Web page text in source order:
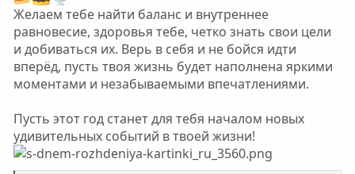
Желаем тебе найти баланс и внутреннее
равновесие, здоровья тебе, четко знать свои цели
и добиваться их. Верь в себя и не бойся идти
вперёд, пусть твоя жизнь будет наполнена яркими
моментами и незабываемыми впечатлениями.
Пусть этот год станет для тебя началом новых
удивительных событий в твоей жизни!